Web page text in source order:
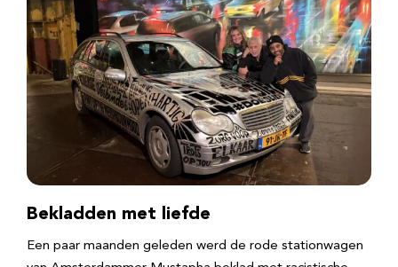
Bekladden met liefde
Een paar maanden geleden werd de rode stationwagen